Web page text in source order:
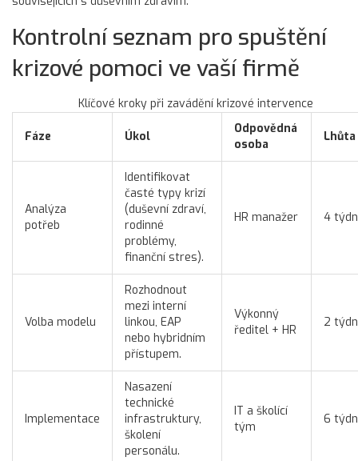
Kontrolní seznam pro spuštění
krizové pomoci ve vaší firmě
Klíčové kroky při zavádění krizové intervence
Fáze Úkol
Odpovědná
osoba
Lhůta
Analýza
potřeb
Identifikovat
časté typy krizí
(duševní zdraví,
rodinné
problémy,
finanční stres).
HR manažer 4
Volba modelu
Rozhodnout
mezi interní
linkou, EAP
nebo hybridním
přístupem.
Výkonný
ředitel + HR
2
Implementace
Nasazení
technické
infrastruktury,
školení
personálu.
IT a školící
tým
6